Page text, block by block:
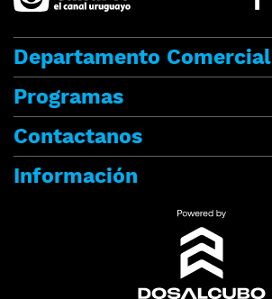
Departamento Comercial
Programas
Contactanos
Información